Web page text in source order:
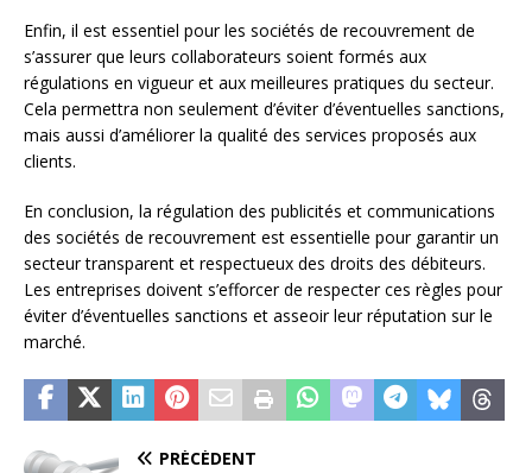
Enfin, il est essentiel pour les sociétés de recouvrement de
s’assurer que leurs collaborateurs soient formés aux
régulations en vigueur et aux meilleures pratiques du secteur.
Cela permettra non seulement d’éviter d’éventuelles sanctions,
mais aussi d’améliorer la qualité des services proposés aux
clients.
En conclusion, la régulation des publicités et communications
des sociétés de recouvrement est essentielle pour garantir un
secteur transparent et respectueux des droits des débiteurs.
Les entreprises doivent s’efforcer de respecter ces règles pour
éviter d’éventuelles sanctions et asseoir leur réputation sur le
marché.
PRÉCÉDENT